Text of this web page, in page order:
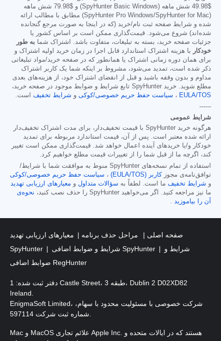
$49.98
شش ماهه (SpyHunter Basic Windows) و $79.98
شش ماهه
(SpyHunter Pro Windows/SpyHunter for Mac) مطابق با مطالب ارائه
شده و شرایط صفحه ثبت نام/خرید (که در اینجا به صورت مرجع گنجانده
شده‌اند) شروع می‌شود. قیمت‌گذاری ممکن است بر اساس کشور یا
جزئیات صفحه خرید، بسته به تبلیغات، متفاوت باشد. اشتراک شما به طور
خودکار
با هزینه اشتراک استاندارد قابل اجرا در زمان خرید اولیه اشتراک و
برای همان دوره زمانی اشتراک یا همانطور که در صفحه خرید/مواد تبلیغاتی
ذکر شده است، تمدید می‌شود، مشروط بر اینکه شما یک کاربر اشتراک
مداوم و بدون وقفه باشید و قبل از انقضای اشتراک خود، از هزینه‌های بعدی
مطلع شوید. خرید SpyHunter تابع شرایط و ضوابط موجود در صفحه خرید،
EULA/TOS ، سیاست حفظ حریم خصوصی/کوکی و شرایط تخفیف است.
------
شرایط عمومی
هرگونه خرید SpyHunter با قیمت تخفیف‌دار، برای مدت اشتراک تخفیف‌دار
ارائه شده معتبر است. پس از آن، قیمت استاندارد مربوطه برای تمدید
خودکار و/یا خریدهای آینده اعمال خواهد شد. قیمت‌گذاری ممکن است تغییر
کند، اگرچه ما از قبل شما را از تغییرات قیمت مطلع خواهیم کرد.
استفاده از تمام نسخه‌های SpyHunter منوط به موافقت شما با شرایط/
توافق‌نامه‌ی مجوز کاربر (EULA/TOS) ، سیاست حفظ حریم خصوصی/کوکی
و شرایط تخفیف ما است. لطفاً به سؤالات متداول و معیارهای ارزیابی تهدید
ما نیز مراجعه کنید. اگر می‌خواهید SpyHunter را حذف نصب کنید،
نحوه‌ی
آن را بیاموزید .
صفحه اصلی مراحل حذف برنامه
معیارهای ارزیابی تهدید
SpyHunter
شرایط و ضوابط اضافی SpyHunter
شرایط و
ضوابط اضافی RegHunter
دفتر ثبت شده: 1 Castle Street، طبقه 3، Dublin 2 D02XD82
Ireland.
EnigmaSoft Limited، شرکت خصوصی با مسئولیت محدود با سهام،
Mac و MacOS علائم تجاری Apple Inc. هستند که در ایالات متحده و